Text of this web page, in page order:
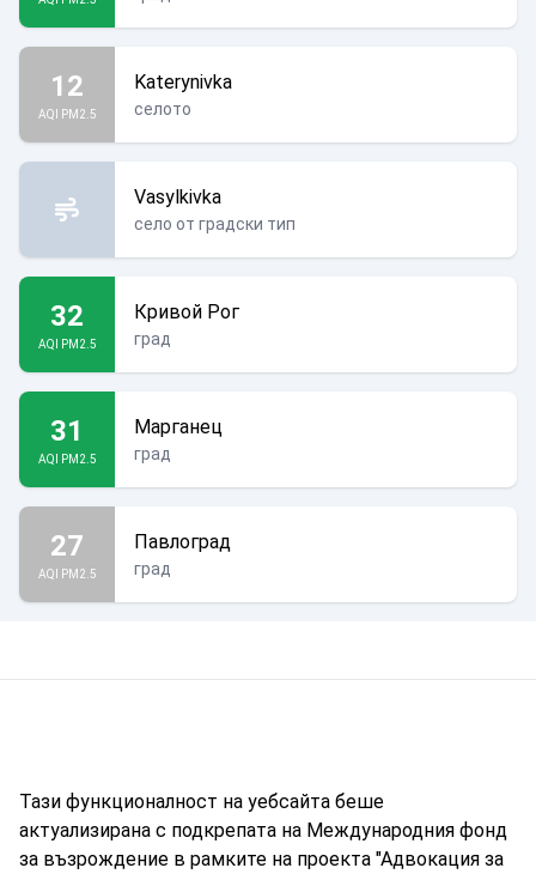
12
AQI PM2.5
Katerynivka
селото
Vasylkivka
село от градски тип
32
AQI PM2.5
Кривой Рог
град
31
AQI PM2.5
Марганец
град
27
AQI PM2.5
Павлоград
град
Тази функционалност на уебсайта беше
актуализирана с подкрепата на Международния фонд
за възрождение в рамките на проекта "Адвокация за